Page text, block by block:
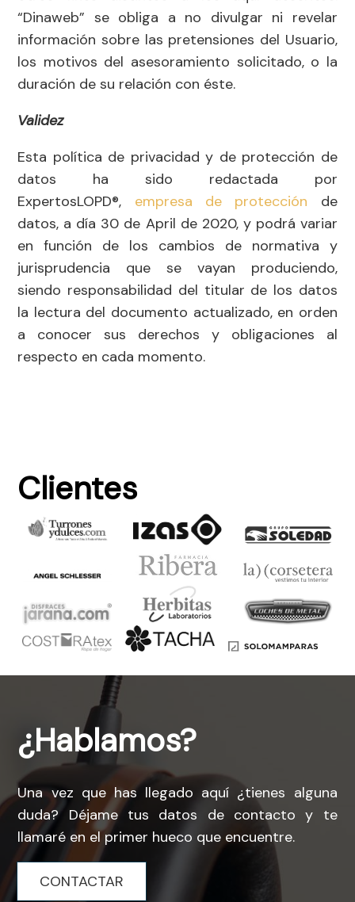
“Dinaweb” se obliga a no divulgar ni revelar
información sobre las pretensiones del Usuario,
los motivos del asesoramiento solicitado, o la
duración de su relación con éste.
Validez
Esta política de privacidad y de protección de
datos ha sido redactada por
ExpertosLOPD®, empresa de protección de
datos, a día 30 de April de 2020, y podrá variar
en función de los cambios de normativa y
jurisprudencia que se vayan produciendo,
siendo responsabilidad del titular de los datos
la lectura del documento actualizado, en orden
a conocer sus derechos y obligaciones al
respecto en cada momento.
Clientes
¿Hablamos?
Una vez que has llegado aquí ¿tienes alguna
duda? Déjame tus datos de contacto y te
llamaré en el primer hueco que encuentre.
CONTACTAR